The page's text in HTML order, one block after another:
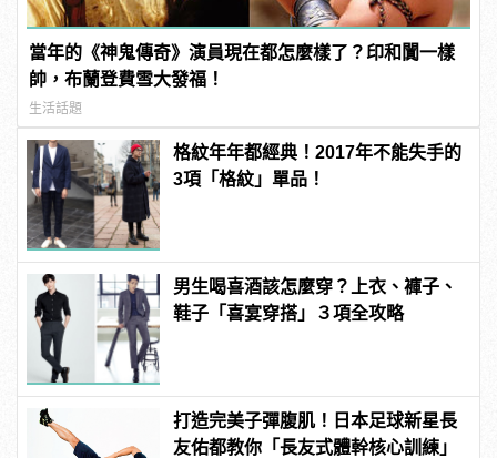
當年的《神鬼傳奇》演員現在都怎麼樣了？印和闐一樣
帥，布蘭登費雪大發福！
生活話題
格紋年年都經典！2017年不能失手的
3項「格紋」單品！
男生喝喜酒該怎麼穿？上衣、褲子、
鞋子「喜宴穿搭」３項全攻略
打造完美子彈腹肌！日本足球新星長
友佑都教你「長友式體幹核心訓練」